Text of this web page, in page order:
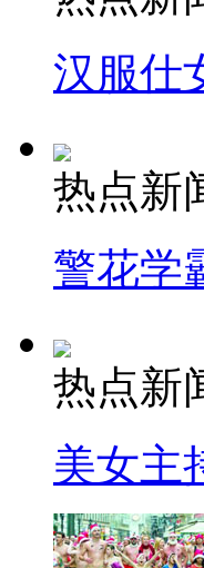
汉服仕
热点新
警花学
热点新
美女主